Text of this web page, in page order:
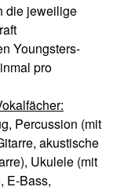
die jeweilige
Youngsters-
pro
Percussion (mit
akustische
Ukulele (mit
E-Bass,